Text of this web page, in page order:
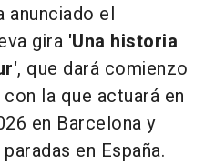
anunciado el
gira 'Una historia
, que dará comienzo
la que actuará en
en Barcelona y
en España.